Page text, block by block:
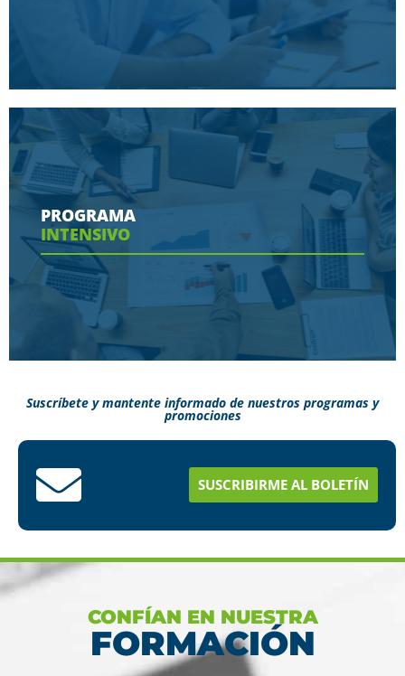
Conoce aquí las herramientas con las que
contaras en tu programa
Ver más
PROGRAMA
INTENSIVO
estudios en menos tiempo
Suscríbete y mantente informado de nuestros programas y
promociones
SUSCRIBIRME AL BOLETÍN
CONFÍAN EN NUESTRA
FORMACIÓN